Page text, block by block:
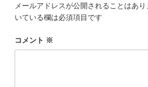
メールアドレスが公開されることはあり
いている欄は必須項目です
コメント ※